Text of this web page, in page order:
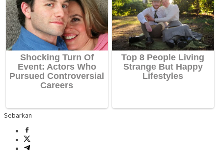
Sebarkan